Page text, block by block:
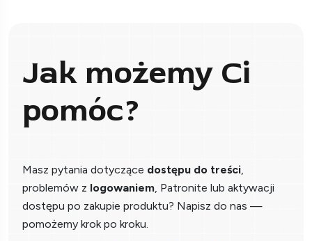
Jak możemy Ci
pomóc?
Masz pytania dotyczące dostępu do treści,
problemów z logowaniem, Patronite lub aktywacji
dostępu po zakupie produktu? Napisz do nas —
pomożemy krok po kroku.